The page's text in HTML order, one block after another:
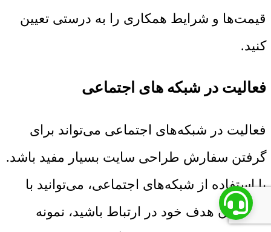
قیمت‌ها و شرایط همکاری را به درستی تعیین
کنید.
فعالیت در شبکه های اجتماعی
فعالیت در شبکه‌های اجتماعی می‌تواند برای
گرفتن سفارش طراحی سایت بسیار مفید باشد.
با استفاده از شبکه‌های اجتماعی، می‌توانید با
مشتریان هدف خود در ارتباط باشید، نمونه